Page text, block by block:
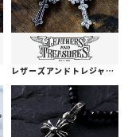
レザーズアンドトレジャーズ